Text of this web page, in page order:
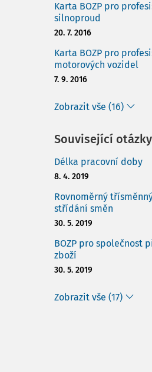
Karta BOZP pro
silnoproud
20. 7. 2016
Karta BOZP pro
motorových vozidel
7. 9. 2016
Zobrazit vše (16)
Související
Délka pracovní doby
8. 4. 2019
Rovnoměrný
střídání směn
30. 5. 2019
BOZP pro společnost
zboží
30. 5. 2019
Zobrazit vše (17)